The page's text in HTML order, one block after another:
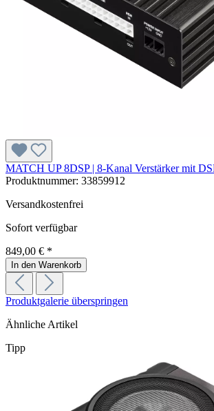
MATCH UP 8DSP | 8-Kanal Verstärker mit
Produktnummer: 33859912
Versandkostenfrei
Sofort verfügbar
849,00 € *
In den Warenkorb
Produktgalerie überspringen
Ähnliche Artikel
Tipp